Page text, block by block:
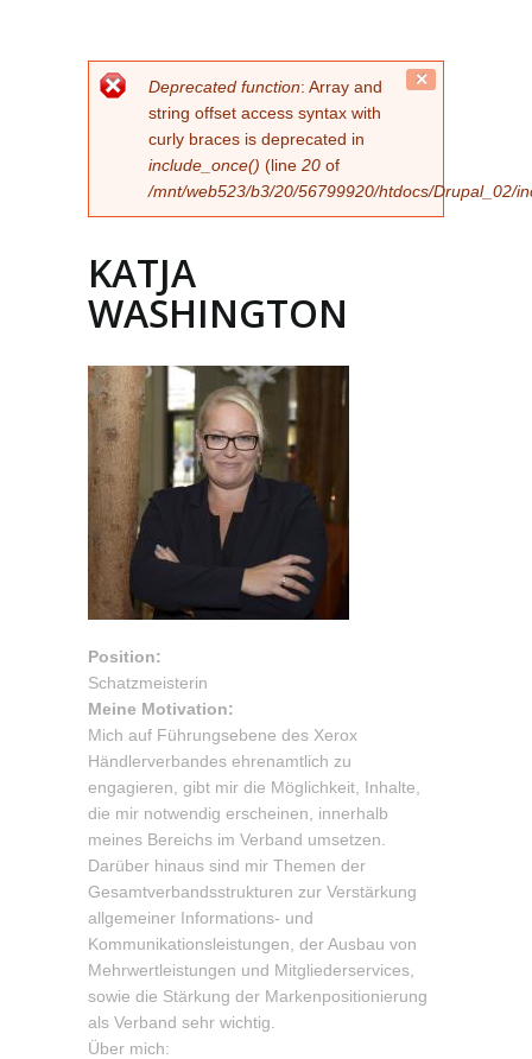
FEHLERMELDUNG
Deprecated function: Array and
string offset access syntax with
curly braces is deprecated in
include_once() (line 20 of
/mnt/web523/b3/20/56799920/htdocs/Drupal_02/
KATJA
WASHINGTON
Position:
Schatzmeisterin
Meine Motivation:
Mich auf Führungsebene des Xerox
Händlerverbandes ehrenamtlich zu
engagieren, gibt mir die Möglichkeit, Inhalte,
die mir notwendig erscheinen, innerhalb
meines Bereichs im Verband umsetzen.
Darüber hinaus sind mir Themen der
Gesamtverbandsstrukturen zur Verstärkung
allgemeiner Informations- und
Kommunikationsleistungen, der Ausbau von
Mehrwertleistungen und Mitgliederservices,
sowie die Stärkung der Markenpositionierung
als Verband sehr wichtig.
Über mich: